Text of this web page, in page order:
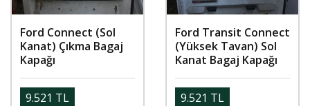
Ford Connect (Sol
Kanat) Çıkma Bagaj
Kapağı
9.521 TL
Ford Transit Connect
(Yüksek Tavan) Sol
Kanat Bagaj Kapağı
9.521 TL